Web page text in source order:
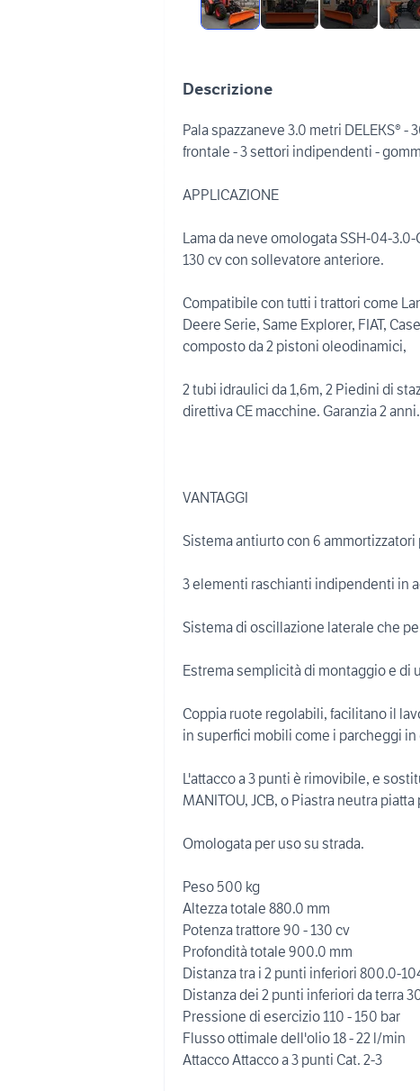
Descrizione
Pala spazzaneve 3.0 metri DELEKS®
frontale - 3 settori indipendenti -
APPLICAZIONE
Lama da neve omologata SSH-04-
130 cv con sollevatore anteriore.
Compatibile con tutti i trattori come
Deere Serie, Same Explorer, FIAT,
composto da 2 pistoni oleodinamici,
2 tubi idraulici da 1,6m, 2 Piedini di
direttiva CE macchine. Garanzia 2 anni.
VANTAGGI
Sistema antiurto con 6
3 elementi raschianti indipendenti in
Sistema di oscillazione laterale che
Estrema semplicità di montaggio e di
Coppia ruote regolabili, facilitano il
in superfici mobili come i parcheggi in
L'attacco a 3 punti è rimovibile, e
MANITOU, JCB, o Piastra neutra
Omologata per uso su strada.
Peso 500 kg
Altezza totale 880.0 mm
Potenza trattore 90 - 130 cv
Profondità totale 900.0 mm
Distanza tra i 2 punti inferiori 800.0-
Distanza dei 2 punti inferiori da terra
Pressione di esercizio 110 - 150 bar
Flusso ottimale dell'olio 18 - 22 l/min
Attacco Attacco a 3 punti Cat. 2-3